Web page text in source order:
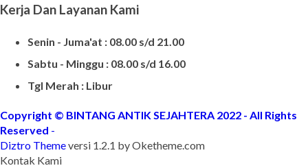
Kerja Dan Layanan Kami
Senin - Juma'at : 08.00 s/d 21.00
Sabtu - Minggu : 08.00 s/d 16.00
Tgl Merah : Libur
Copyright © BINTANG ANTIK SEJAHTERA 2022 - All Rights
Reserved -
Diztro Themeversi 1.2.1 by Oketheme.com
Kontak Kami